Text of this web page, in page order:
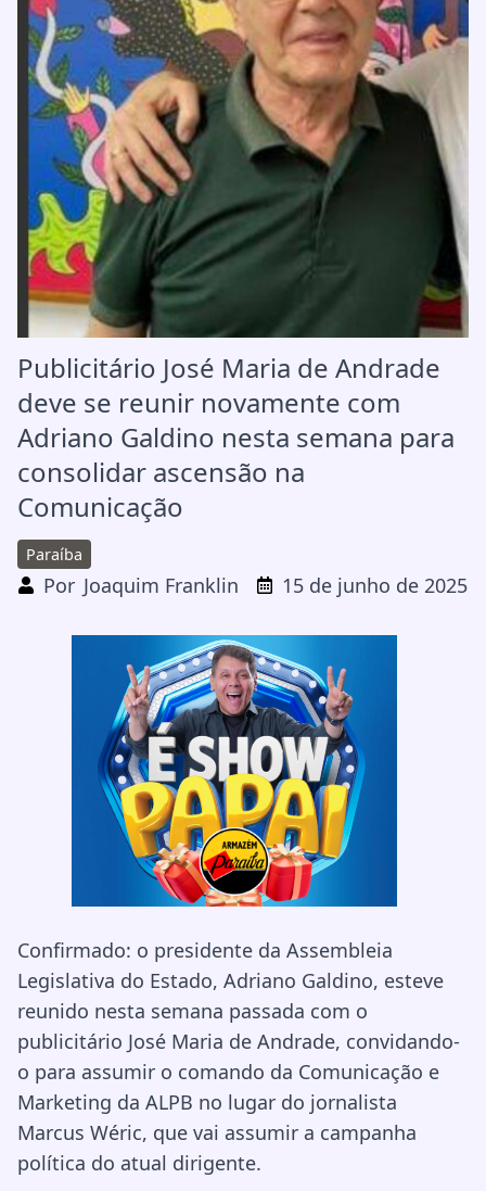
Publicitário José Maria de Andrade
deve se reunir novamente com
Adriano Galdino nesta semana para
consolidar ascensão na
Comunicação
Paraíba
Por Joaquim Franklin 15 de junho de 2025
Confirmado: o presidente da Assembleia
Legislativa do Estado, Adriano Galdino, esteve
reunido nesta semana passada com o
publicitário José Maria de Andrade, convidando-
o para assumir o comando da Comunicação e
Marketing da ALPB no lugar do jornalista
Marcus Wéric, que vai assumir a campanha
política do atual dirigente.